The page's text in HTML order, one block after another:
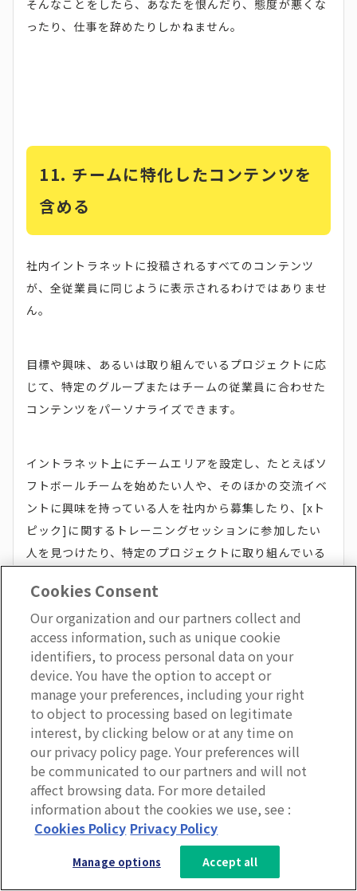
そんなことをしたら、あなたを恨んだり、態度が悪くな
ったり、仕事を辞めたりしかねません。
11. チームに特化したコンテンツを
含める
社内イントラネットに投稿されるすべてのコンテンツ
が、全従業員に同じように表示されるわけではありませ
ん。
目標や興味、あるいは取り組んでいるプロジェクトに応
じて、特定のグループまたはチームの従業員に合わせた
コンテンツをパーソナライズできます。
イントラネット上にチームエリアを設定し、たとえばソ
フトボールチームを始めたい人や、そのほかの交流イベ
ントに興味を持っている人を社内から募集したり、[xト
ピック]に関するトレーニングセッションに参加したい
人を見つけたり、特定のプロジェクトに取り組んでいる
12. 外部リソースへアクセスできる
ようにする
従業員は、業界の専門家や、社内で必ずしも作られると
は限らないリソースの、高品質なコンテンツにアクセス
しなければならない場合があります。
社内イントラネットに高品質なコンテンツのリソースに
飛べるリンクを設置すると、非常に役立ちます。
3分で分かるLumApps
サービス資料を無料ダウンロー
ド
Cookies Consent
Our organization and our partners collect and
access information, such as unique cookie
identifiers, to process personal data on your
device. You have the option to accept or
manage your preferences, including your right
to object to processing based on legitimate
interest, by clicking below or at any time on
our privacy policy page. Your preferences will
be communicated to our partners and will not
affect browsing data. For more detailed
information about the cookies we use, see :
Cookies Policy Privacy Policy
Manage options Accept all